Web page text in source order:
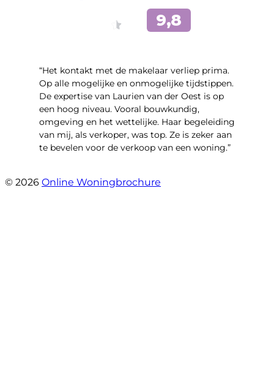
“Het kontakt met de makelaar verliep prima.
Op alle mogelijke en onmogelijke tijdstippen.
De expertise van Laurien van der Oest is op
een hoog niveau. Vooral bouwkundig,
omgeving en het wettelijke. Haar begeleiding
van mij, als verkoper, was top. Ze is zeker aan
te bevelen voor de verkoop van een woning.”
© 2026 Online Woningbrochure